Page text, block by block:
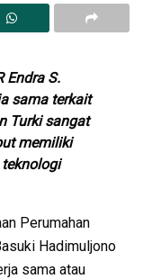
Endra S.
sama terkait
Turki sangat
memiliki
Perumahan
Hadimuljono
sama atau